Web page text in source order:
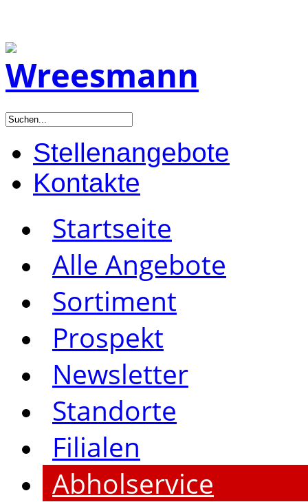
Stellenangebote
Kontakte
Startseite
Alle Angebote
Sortiment
Prospekt
Newsletter
Standorte
Filialen
Abholservice